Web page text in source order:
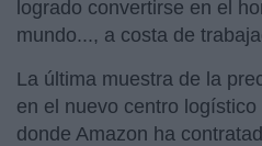
logrado convertirse en el
mundo..., a costa de
La última muestra de la
en el nuevo centro logístico
donde Amazon ha